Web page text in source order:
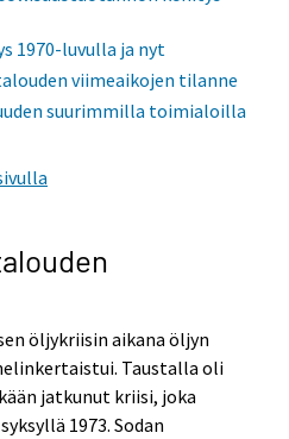
1970-luvulla ja nyt
viimeaikojen tilanne
suurimmilla toimialoilla
öljykriisin aikana öljyn
Taustalla oli
jatkunut kriisi, joka
1973. Sodan